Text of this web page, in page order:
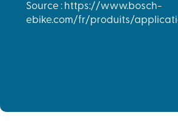
Source : https://www.bosch-
ebike.com/fr/produits/